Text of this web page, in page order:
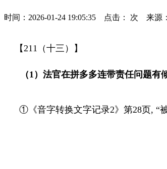
时间：2026-01-24 19:05:35 点击： 次 来源
【 211 （十三）】
（1 ） 法官在拼多多连带责任问题有
①《音字转换文字记录2》第28页, “